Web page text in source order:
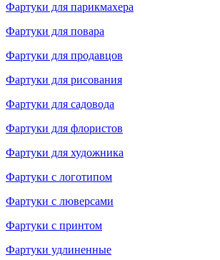
Фартуки для парикмахера
Фартуки для повара
Фартуки для продавцов
Фартуки для рисования
Фартуки для садовода
Фартуки для флористов
Фартуки для художника
Фартуки с логотипом
Фартуки с люверсами
Фартуки с принтом
Фартуки удлиненные